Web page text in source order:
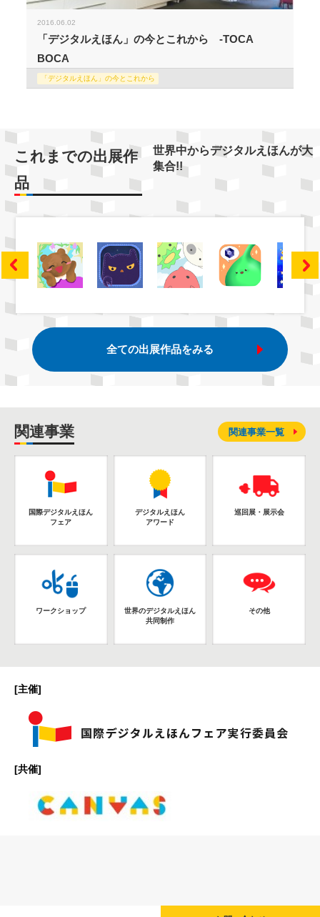
2016.06.02
「デジタルえほん」の今とこれから -TOCA
BOCA
「デジタルえほん」の今とこれから
これまでの出展作
品
世界中からデジタルえほんが大
集合!!
全ての出展作品をみる
関連事業
国際デジタルえほん
フェア
デジタルえほん
アワード
巡回展・展示会
ワークショップ
世界のデジタルえほん
共同制作
その他
関連事業一覧
[主催]
[共催]